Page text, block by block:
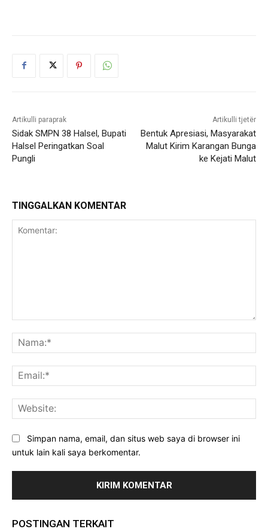
Artikulli paraprak
Sidak SMPN 38 Halsel, Bupati
Halsel Peringatkan Soal
Pungli
Artikulli tjetër
Bentuk Apresiasi, Masyarakat
Malut Kirim Karangan Bunga
ke Kejati Malut
TINGGALKAN KOMENTAR
Simpan nama, email, dan situs web saya di browser ini
untuk lain kali saya berkomentar.
POSTINGAN TERKAIT